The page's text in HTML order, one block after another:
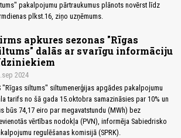
pakalpojumu pārtraukumus plānots novērst līdz
plkst.16, ziņo uzņēmums.
apkures sezonas "Rīgas
dalās ar svarīgu informāciju
2024
"Rīgas siltums" siltumenerģijas apgādes pakalpojumu
tarifs no šā gada 15.oktobra samazināsies par 10% un
būs 74,17 eiro par megavatstundu (MWh) bez
vērtības nodokļa (PVN), informēja Sabiedrisko
regulēšanas komisijā (SPRK).